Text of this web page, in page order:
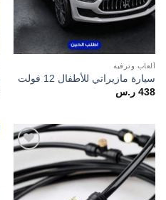
ألعاب وترفيه
سيارة مازيراتي للأطفال 12 فولت
438 ر.س
wishlist